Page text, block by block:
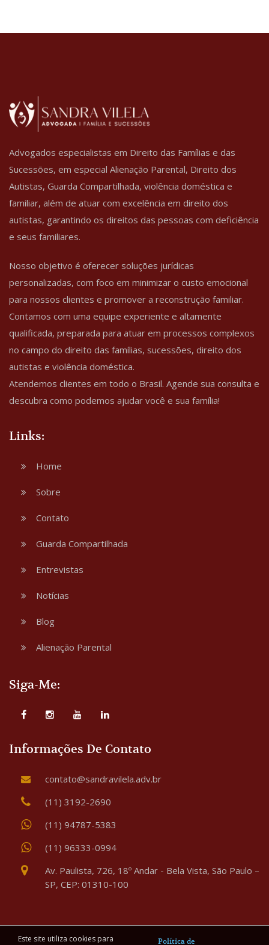
Advogados especialistas em Direito das Famílias e das
Sucessões, em especial Alienação Parental, Direito dos
Autistas, Guarda Compartilhada, violência doméstica e
familiar, além de atuar com excelência em direito dos
autistas, garantindo os direitos das pessoas com deficiência
e seus familiares.
Nosso objetivo é oferecer soluções jurídicas
personalizadas, com foco em minimizar o custo emocional
para nossos clientes e promover a reconstrução familiar.
Contamos com uma equipe experiente e altamente
qualificada, preparada para atuar em processos complexos
no campo do direito das famílias, sucessões, direito dos
autistas e violência doméstica.
Atendemos clientes em todo o Brasil. Agende sua consulta e
descubra como podemos ajudar você e sua família!
Links:
Home
Sobre
Contato
Guarda Compartilhada
Entrevistas
Notícias
Blog
Alienação Parental
Siga-Me:
Informações De Contato
contato@sandravilela.adv.br
(11) 3192-2690
(11) 94787-5383
(11) 96333-0994
Av. Paulista, 726, 18º Andar - Bela Vista, São Paulo –
SP, CEP: 01310-100
Este site utiliza cookies para Política de